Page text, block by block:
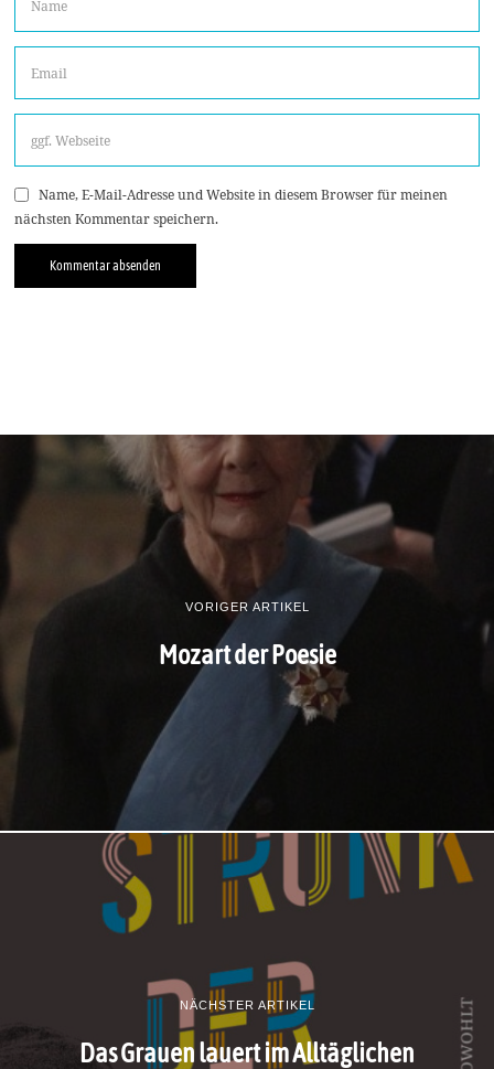
Name, E-Mail-Adresse und Website in diesem Browser für meinen
nächsten Kommentar speichern.
VORIGER ARTIKEL
Mozart der Poesie
NÄCHSTER ARTIKEL
Das Grauen lauert im Alltäglichen